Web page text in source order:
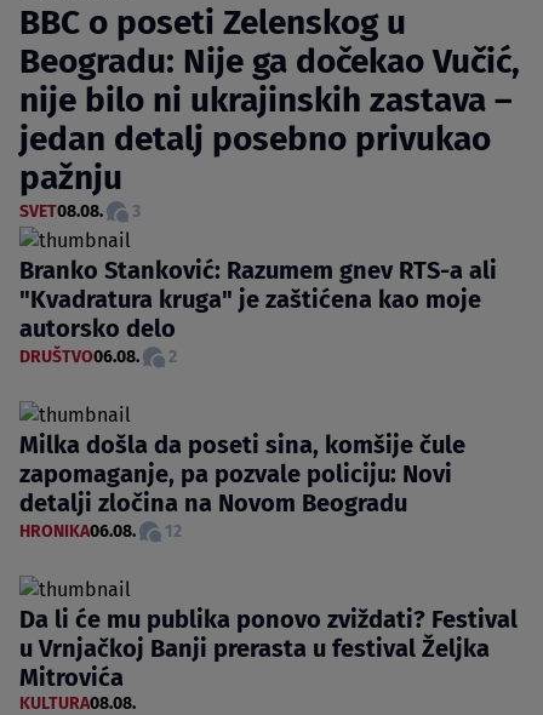
BBC o poseti Zelenskog u
Beogradu: Nije ga dočekao Vučić,
nije bilo ni ukrajinskih zastava –
jedan detalj posebno privukao
pažnju
SVET08.08. 3
Branko Stanković: Razumem gnev RTS-a ali
"Kvadratura kruga" je zaštićena kao moje
autorsko delo
DRUŠTVO06.08. 2
Milka došla da poseti sina, komšije čule
zapomaganje, pa pozvale policiju: Novi
detalji zločina na Novom Beogradu
HRONIKA06.08. 12
Da li će mu publika ponovo zviždati? Festival
u Vrnjačkoj Banji prerasta u festival Željka
Mitrovića
KULTURA08.08.